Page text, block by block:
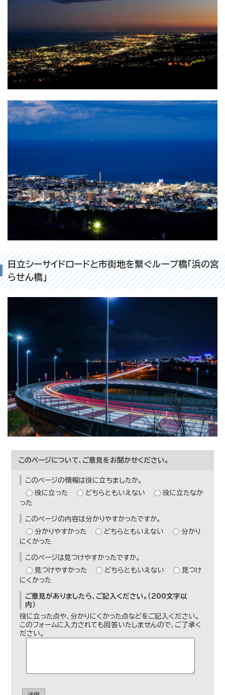
日立シーサイドロードと市街地を繋ぐループ橋「浜の宮
らせん橋」
このページについて、ご意見をお聞かせください。
このページの情報は役に立ちましたか。
役に立った
どちらともいえない
役に立たなか
った
このページの内容は分かりやすかったですか。
分かりやすかった
どちらともいえない
分かり
にくかった
このページは見つけやすかったですか。
見つけやすかった
どちらともいえない
見つけ
にくかった
ご意見がありましたら、ご記入ください。（200文字以
内）
役に立った点や、分かりにくかった点などをご記入ください。
このフォームに入力されても回答いたしませんので、ご了承く
ださい。